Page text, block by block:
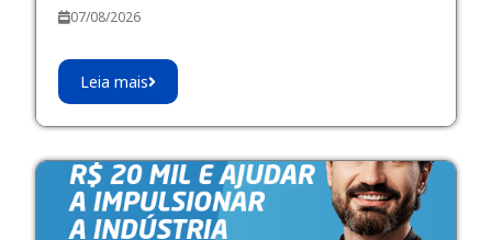
07/08/2026
Leia mais